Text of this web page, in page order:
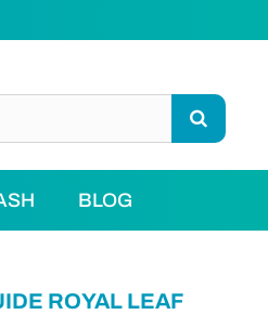
BLOG
ROYAL LEAF